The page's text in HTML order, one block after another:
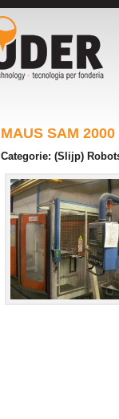
MAUS SAM
Categorie: (Slijp)